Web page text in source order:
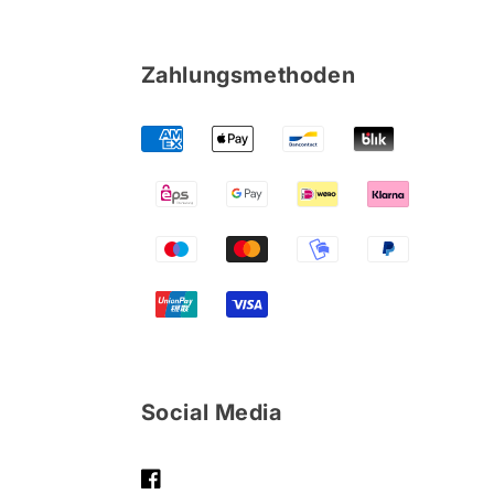
Zahlungsmethoden
Social Media